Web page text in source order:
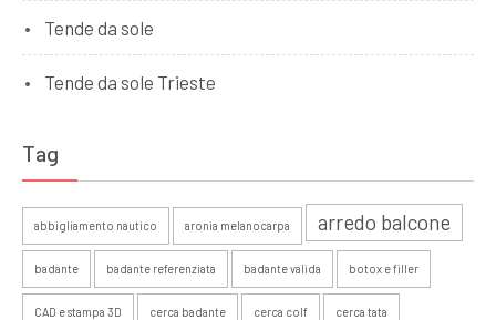
Tende da sole
Tende da sole Trieste
Tag
abbigliamento nautico aronia melanocarpa arredo balcone
badante badante referenziata badante valida botox e filler
CAD e stampa 3D cerca badante cerca colf cerca tata